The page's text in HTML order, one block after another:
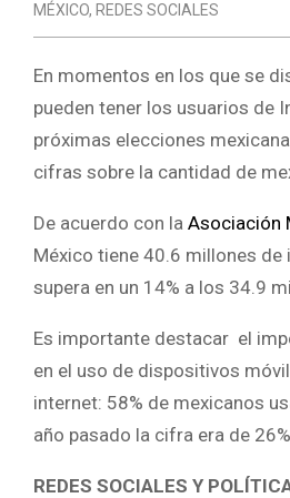
MÉXICO, REDES SOCIALES
En momentos en los que se
pueden tener los usuarios de
próximas elecciones
cifras sobre la cantidad de
De acuerdo con la Asociación
México tiene 40.6 millones
supera en un 14% a los 34.9
Es importante destacar el
en el uso de dispositivos
internet: 58% de mexicanos
año pasado la cifra era de 26%.
REDES SOCIALES Y